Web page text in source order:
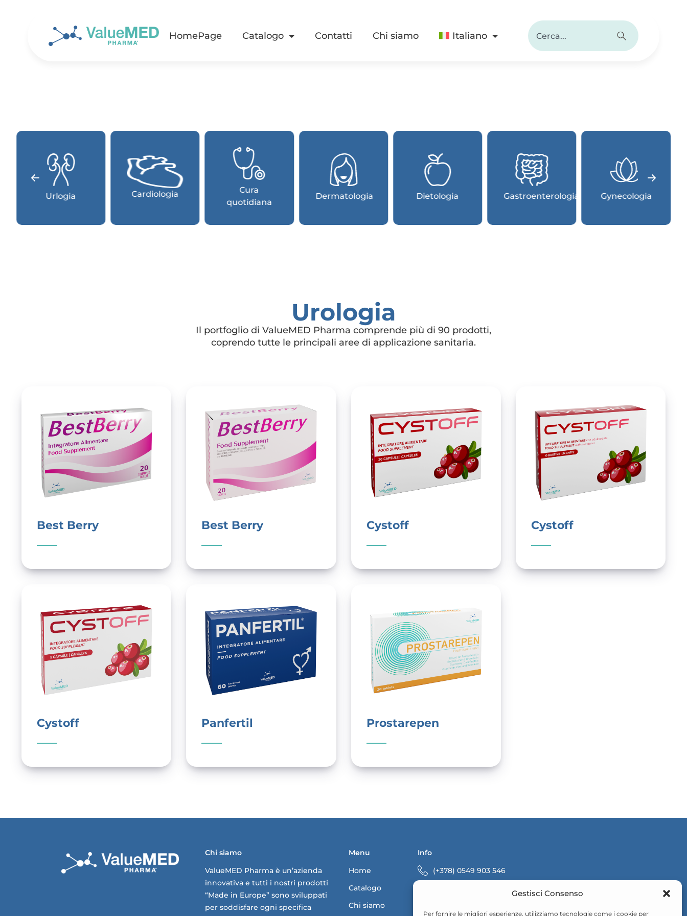
Gestisci Consenso
Per fornire le migliori esperienze, utilizziamo tecnologie come i cookie per
HomePage Catalogo Contatti Chi siamo Italiano
Urlogia Cardiologia
Cura
quotidiana
Dermatologia Dietologia Gastroenterologia Gynecologia
Urologia
Il portfoglio di ValueMED Pharma comprende più di 90 prodotti,
coprendo tutte le principali aree di applicazione sanitaria.
Best Berry Best Berry Cystoff Cystoff
Cystoff Panfertil Prostarepen
Chi siamo
ValueMED Pharma è un’azienda
innovativa e tutti i nostri prodotti
“Made in Europe” sono sviluppati
per soddisfare ogni specifica
Menu
Home
Catalogo
Chi siamo
Info
(+378) 0549 903 546
info@valuemedpharma.com